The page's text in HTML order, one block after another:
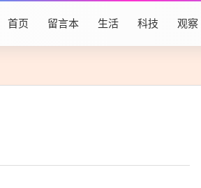
首页 留言本 生活 科技 观察